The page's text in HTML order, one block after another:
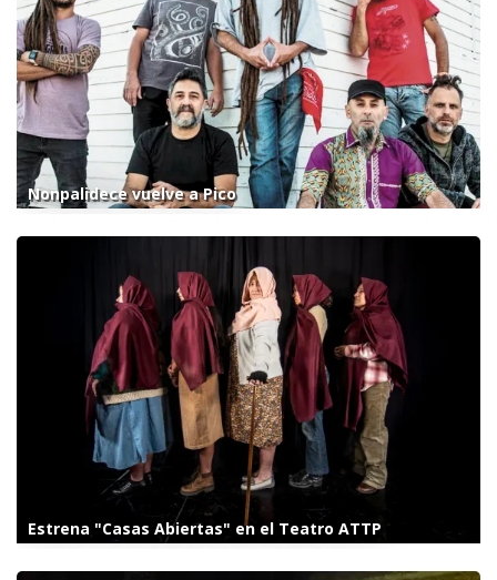
Nonpalidece vuelve a Pico
Estrena "Casas Abiertas" en el Teatro ATTP